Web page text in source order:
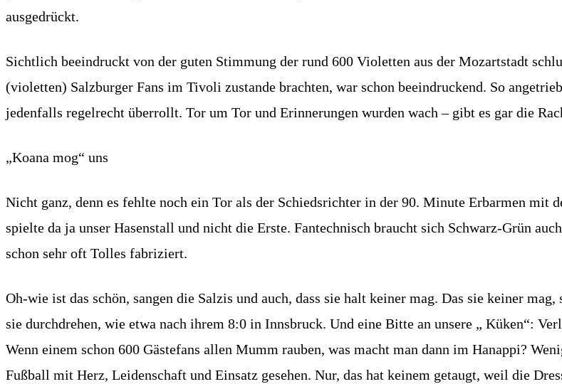
ausgedrückt.
Sichtlich beeindruckt von der guten Stimmung der rund 600 Violetten aus der Mozartstadt
(violetten) Salzburger Fans im Tivoli zustande brachten, war schon beeindruckend. So
jedenfalls regelrecht überrollt. Tor um Tor und Erinnerungen wurden wach – gibt es gar die
„Koana mog“ uns
Nicht ganz, denn es fehlte noch ein Tor als der Schiedsrichter in der 90. Minute Erbarmen mit
spielte da ja unser Hasenstall und nicht die Erste. Fantechnisch braucht sich Schwarz-Grün
schon sehr oft Tolles fabriziert.
Oh-wie ist das schön, sangen die Salzis und auch, dass sie halt keiner mag. Das sie keiner
sie durchdrehen, wie etwa nach ihrem 8:0 in Innsbruck. Und eine Bitte an unsere „ Küken“:
Wenn einem schon 600 Gästefans allen Mumm rauben, was macht man dann im Hanappi?
Fußball mit Herz, Leidenschaft und Einsatz gesehen. Nur, das hat keinem getaugt, weil die